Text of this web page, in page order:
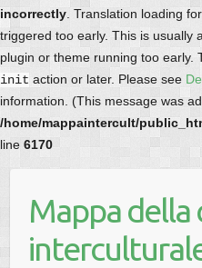
incorrectly . Translation loading
triggered too early. This is usually
plugin or theme running too early.
init action or later. Please see
information. (This message was
/home/mappaintercult/
line 6170
Mappa della